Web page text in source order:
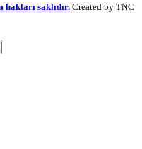
saklıdır. Created by TNC